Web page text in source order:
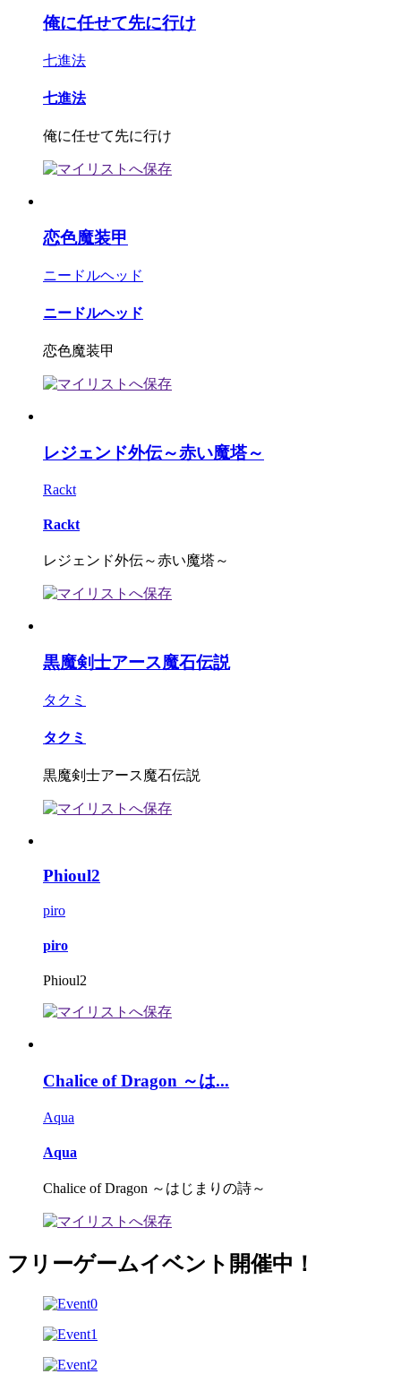
俺に任せて先に行け
七進法
七進法
俺に任せて先に行け
恋色魔装甲
ニードルヘッド
ニードルヘッド
恋色魔装甲
レジェンド外伝～赤い魔塔～
Rackt
Rackt
レジェンド外伝～赤い魔塔～
黒魔剣士アース魔石伝説
タクミ
タクミ
黒魔剣士アース魔石伝説
Phioul2
piro
piro
Phioul2
Chalice of Dragon ～は...
Aqua
Aqua
Chalice of Dragon ～はじまりの詩～
フリーゲームイベント開催中！